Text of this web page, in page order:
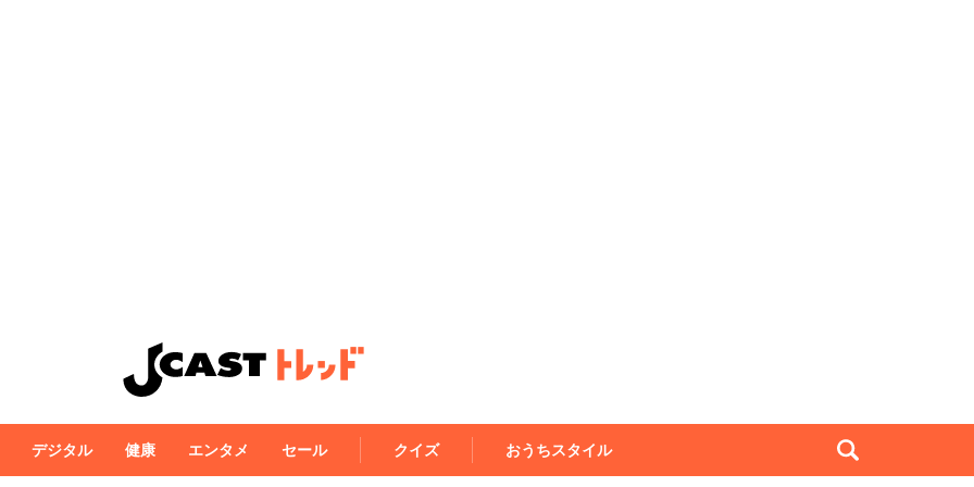
デジタル 健康 エンタメ セール クイズ おうちスタイル